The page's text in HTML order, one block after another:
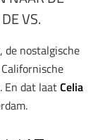
VS.
de nostalgische
En dat laatCelia